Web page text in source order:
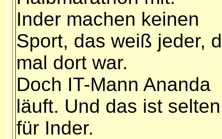
Inder machen keinen
Sport, das weiß jeder,
mal dort war.
Doch IT-Mann Ananda
läuft. Und das ist selten
für Inder.